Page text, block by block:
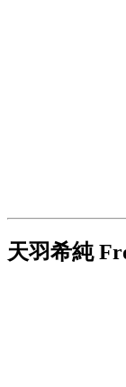
天羽希純